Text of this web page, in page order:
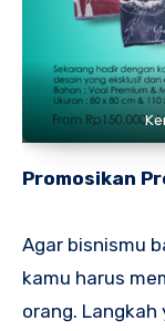
Promosikan
Agar bisnismu
kamu harus
orang.